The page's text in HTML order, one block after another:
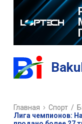
Главная Спорт /
Лига чемпионов: